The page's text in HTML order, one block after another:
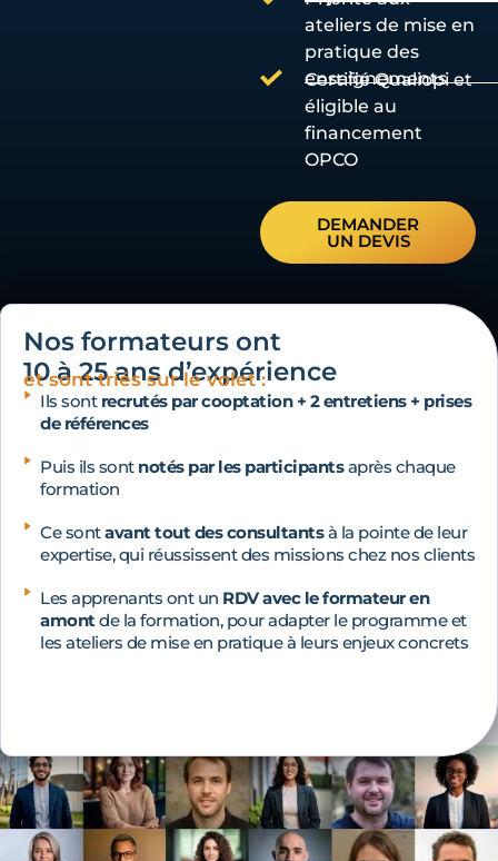
ateliers de mise en
pratique des
enseignements
Certifié Qualiopi et
éligible au
financement
OPCO
DEMANDER
UN DEVIS
Nos formateurs ont
10 à 25 ans d’expérience
et sont triés sur le volet :
Ils sont recrutés par cooptation + 2 entretiens + prises
de références
Puis ils sont notés par les participantsaprès chaque
formation
Ce sontavant tout des consultantsà la pointe de leur
expertise, qui réussissent des missions chez nos clients
Les apprenants ont un RDV avec le formateur en
amontde la formation, pour adapter le programme et
les ateliers de mise en pratique à leurs enjeux concrets